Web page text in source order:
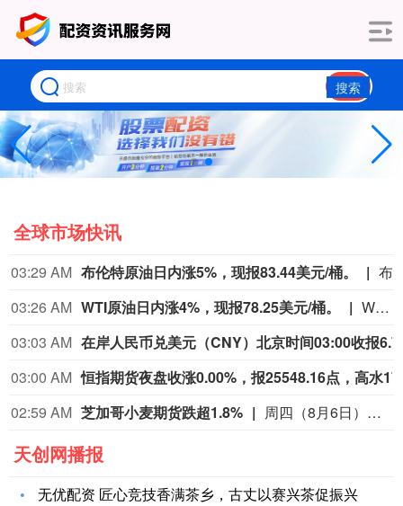
搜索
全球市场快讯
03:29 AM 布伦特原油日内涨5%，现报83.44美元/桶。
03:26 AM WTI原油日内涨4%，现报78.25美元/桶。
WTI原油日内涨4%，现报78.25美元/桶。
03:03 AM
03:00 AM
02:59 AM 芝加哥小麦期货跌超1.8% 周四（8月6日）纽约尾盘，彭博谷物分类指数跌0.36%，报30.8249点。CBOT玉米期货涨0.27%，CBOT小麦期货跌1.83%，CBOT大豆期货涨0.23%，豆粕期货涨0.19%，豆油期货涨0.21%。CBOT瘦肉猪期货跌1.63%，活牛期货跌1.86%，饲牛期货跌1.90%。
天创网播报
无优配资 匠心竞技香满茶乡，古丈以赛兴茶促振兴